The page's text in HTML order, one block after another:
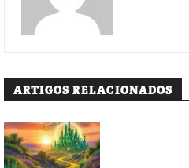
ARTIGOS RELACIONADOS